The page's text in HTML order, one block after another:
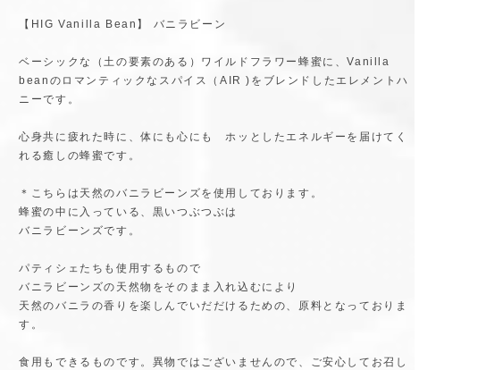
【HIG Vanilla Bean】 バニラビーン
ベーシックな（土の要素のある）ワイルドフラワー蜂蜜に、Vanilla
beanのロマンティックなスパイス（AIR )をブレンドしたエレメントハ
ニーです。
心身共に疲れた時に、体にも心にも ホッとしたエネルギーを届けてく
れる癒しの蜂蜜です。
＊こちらは天然のバニラビーンズを使用しております。
蜂蜜の中に入っている、黒いつぶつぶは
バニラビーンズです。
パティシェたちも使用するもので
バニラビーンズの天然物をそのまま入れ込むにより
天然のバニラの香りを楽しんでいだだけるための、原料となっておりま
す。
食用もできるものです。異物ではございませんので、ご安心してお召し